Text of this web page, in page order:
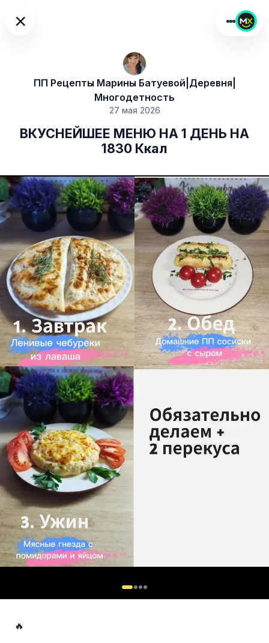
×
ПП Рецепты Марины Батуевой|Деревня|
Многодетность
27 мая 2026
ВКУСНЕЙШЕЕ МЕНЮ НА 1 ДЕНЬ НА
1830 Ккал
🔥